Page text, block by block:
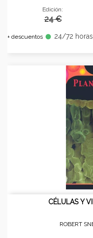
Edición:
24 €
+ descuentos fiber_manual_record 24/72 horas
CÉLULAS Y
ROBERT